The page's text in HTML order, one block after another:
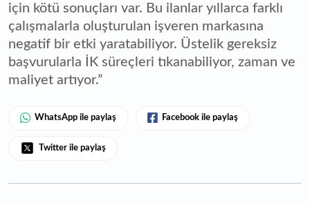
için kötü sonuçları var. Bu ilanlar yıllarca farklı
çalışmalarla oluşturulan işveren markasına
negatif bir etki yaratabiliyor. Üstelik gereksiz
başvurularla İK süreçleri tıkanabiliyor, zaman ve
maliyet artıyor.”
WhatsApp ile paylaş Facebook ile paylaş
Twitter ile paylaş